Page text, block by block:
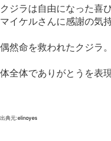
クジラは自由になった喜
マイケルさんに感謝の気
偶然命を救われたクジラ。
体全体でありがとうを表
出典元:elinoyes